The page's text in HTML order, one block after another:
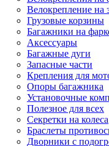
Велокрепление на
Грузовые корзины
Багажники на
Аксессуары
Багажные дуги
Запасные части
Крепления для
Опоры багажника
Установочные
Полезное для всех
Секретки на колеса
Браслеты
Дворники с